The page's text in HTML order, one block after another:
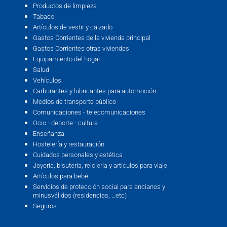
Productos de limpieza
Tabaco
Artículos de vestir y calzado
Gastos Corrientes de la vivienda principal
Gastos Corrientes otras viviendas
Equipamiento del hogar
Salud
Vehículos
Carburantes y lubricantes para automoción
Medios de transporte público
Comunicaciones - telecomunicaciones
Ocio - deporte - cultura
Enseñanza
Hostelería y restauración
Cuidados personales y estética
Joyería, bisutería, relojería y artículos para viaje
Artículos para bebé
Servicios de protección social para ancianos y
minusválidos (residencias, …etc)
Seguros